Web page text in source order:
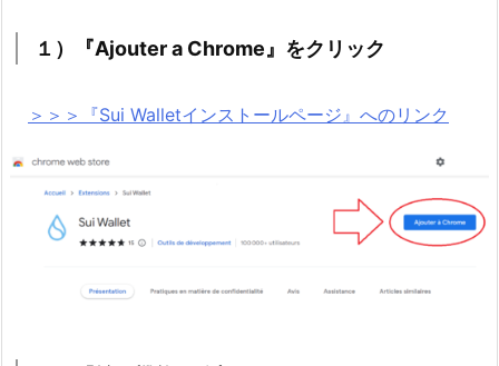
１）『Ajouter a Chrome』をクリック
＞＞＞『Sui Walletインストールページ』へのリンク